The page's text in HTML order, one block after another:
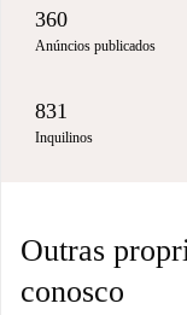
360
Anúncios publicados
831
Inquilinos
Outras
conosco